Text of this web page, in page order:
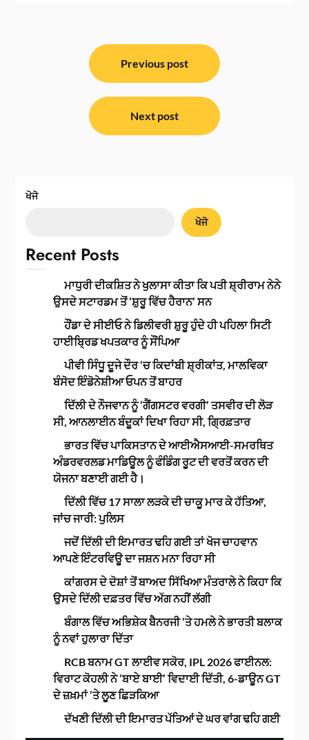
Previous post
Next post
ਖੋਜੋ
ਖੋਜੋ
Recent Posts
ਮਾਧੁਰੀ ਦੀਕਸ਼ਿਤ ਨੇ ਖੁਲਾਸਾ ਕੀਤਾ ਕਿ ਪਤੀ ਸ਼੍ਰੀਰਾਮ ਨੇਨੇ
ਉਸਦੇ ਸਟਾਰਡਮ ਤੋਂ ‘ਸ਼ੁਰੂ ਵਿੱਚ ਹੈਰਾਨ’ ਸਨ
ਹੌਂਡਾ ਦੇ ਸੀਈਓ ਨੇ ਡਿਲੀਵਰੀ ਸ਼ੁਰੂ ਹੁੰਦੇ ਹੀ ਪਹਿਲਾ ਸਿਟੀ
ਹਾਈਬ੍ਰਿਡ ਖਪਤਕਾਰ ਨੂੰ ਸੌਂਪਿਆ
ਪੀਵੀ ਸਿੰਧੂ ਦੂਜੇ ਦੌਰ ‘ਚ ਕਿਦਾਂਬੀ ਸ਼੍ਰੀਕਾਂਤ, ਮਾਲਵਿਕਾ
ਬੰਸੋਦ ਇੰਡੋਨੇਸ਼ੀਆ ਓਪਨ ਤੋਂ ਬਾਹਰ
ਦਿੱਲੀ ਦੇ ਨੌਜਵਾਨ ਨੂੰ ‘ਗੈਂਗਸਟਰ ਵਰਗੀ’ ਤਸਵੀਰ ਦੀ ਲੋੜ
ਸੀ, ਆਨਲਾਈਨ ਬੰਦੂਕਾਂ ਦਿਖਾ ਰਿਹਾ ਸੀ, ਗ੍ਰਿਫ਼ਤਾਰ
ਭਾਰਤ ਵਿੱਚ ਪਾਕਿਸਤਾਨ ਦੇ ਆਈਐਸਆਈ-ਸਮਰਥਿਤ
ਅੰਡਰਵਰਲਡ ਮਾਡਿਊਲ ਨੂੰ ਫੰਡਿੰਗ ਰੂਟ ਦੀ ਵਰਤੋਂ ਕਰਨ ਦੀ
ਯੋਜਨਾ ਬਣਾਈ ਗਈ ਹੈ।
ਦਿੱਲੀ ਵਿੱਚ 17 ਸਾਲਾ ਲੜਕੇ ਦੀ ਚਾਕੂ ਮਾਰ ਕੇ ਹੱਤਿਆ,
ਜਾਂਚ ਜਾਰੀ: ਪੁਲਿਸ
ਜਦੋਂ ਦਿੱਲੀ ਦੀ ਇਮਾਰਤ ਢਹਿ ਗਈ ਤਾਂ ਖੋਜ ਚਾਹਵਾਨ
ਆਪਣੇ ਇੰਟਰਵਿਊ ਦਾ ਜਸ਼ਨ ਮਨਾ ਰਿਹਾ ਸੀ
ਕਾਂਗਰਸ ਦੇ ਦੋਸ਼ਾਂ ਤੋਂ ਬਾਅਦ ਸਿੱਖਿਆ ਮੰਤਰਾਲੇ ਨੇ ਕਿਹਾ ਕਿ
ਉਸਦੇ ਦਿੱਲੀ ਦਫ਼ਤਰ ਵਿੱਚ ਅੱਗ ਨਹੀਂ ਲੱਗੀ
ਬੰਗਾਲ ਵਿੱਚ ਅਭਿਸ਼ੇਕ ਬੈਨਰਜੀ ‘ਤੇ ਹਮਲੇ ਨੇ ਭਾਰਤੀ ਬਲਾਕ
ਨੂੰ ਨਵਾਂ ਹੁਲਾਰਾ ਦਿੱਤਾ
RCB ਬਨਾਮ GT ਲਾਈਵ ਸਕੋਰ, IPL 2026 ਫਾਈਨਲ:
ਵਿਰਾਟ ਕੋਹਲੀ ਨੇ ‘ਬਾਏ ਬਾਈ’ ਵਿਦਾਈ ਦਿੱਤੀ, 6-ਡਾਊਨ GT
ਦੇ ਜ਼ਖ਼ਮਾਂ ‘ਤੇ ਲੂਣ ਛਿੜਕਿਆ
ਦੱਖਣੀ ਦਿੱਲੀ ਦੀ ਇਮਾਰਤ ਪੱਤਿਆਂ ਦੇ ਘਰ ਵਾਂਗ ਢਹਿ ਗਈ